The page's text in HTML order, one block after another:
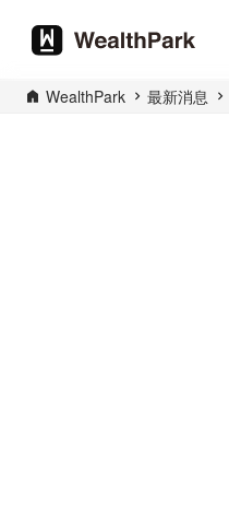
WealthPark 最新消息